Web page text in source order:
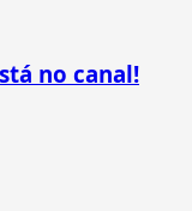
no canal!